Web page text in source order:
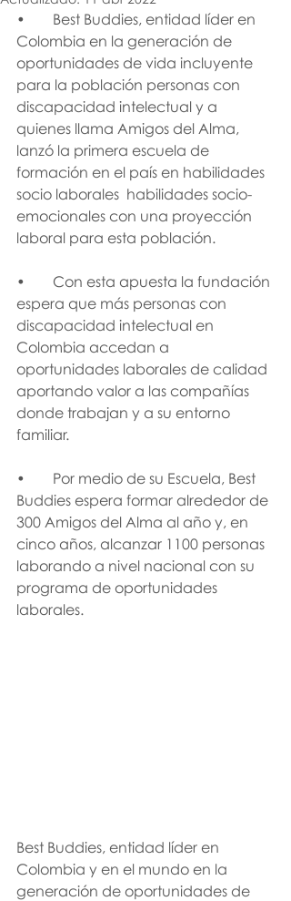
•	Best Buddies, entidad líder en
Colombia en la generación de
oportunidades de vida incluyente
para la población personas con
discapacidad intelectual y a
quienes llama Amigos del Alma,
lanzó la primera escuela de
formación en el país en habilidades
socio laborales  habilidades socio-
emocionales con una proyección
laboral para esta población.
•	Con esta apuesta la fundación
espera que más personas con
discapacidad intelectual en
Colombia accedan a
oportunidades laborales de calidad
aportando valor a las compañías
donde trabajan y a su entorno
familiar.
•	Por medio de su Escuela, Best
Buddies espera formar alrededor de
300 Amigos del Alma al año y, en
cinco años, alcanzar 1100 personas
laborando a nivel nacional con su
programa de oportunidades
laborales.
Best Buddies, entidad líder en
Colombia y en el mundo en la
generación de oportunidades de